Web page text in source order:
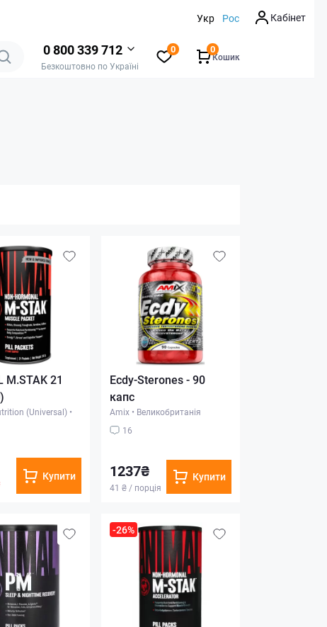
Укр Рос Кабінет
0 800 339 712
Безкоштовно по Україні
0
Кошик
0
M.STAK 21
(Universal) •
Купити
Ecdy-Sterones - 90
капс
Amix • Великобританія
16
1237₴
41 ₴ / порція
Купити
-26%